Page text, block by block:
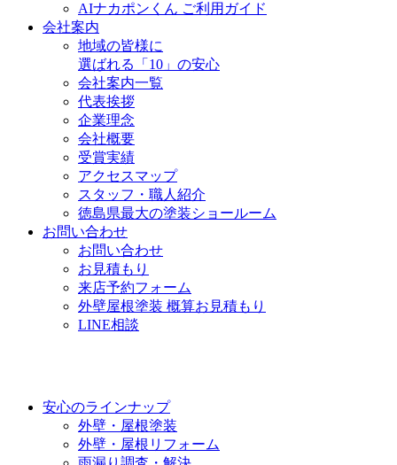
AIナカポンくん ご利用ガイド
会社案内
地域の皆様に
選ばれる「10」の安心
会社案内一覧
代表挨拶
企業理念
会社概要
受賞実績
アクセスマップ
スタッフ・職人紹介
徳島県最大の塗装ショールーム
お問い合わせ
お問い合わせ
お見積もり
来店予約フォーム
外壁屋根塗装 概算お見積もり
LINE相談
安心のラインナップ
外壁・屋根塗装
外壁・屋根リフォーム